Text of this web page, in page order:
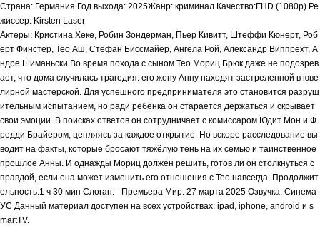
Страна: Германия Год выхода: 2025Жанр: криминал Качество:FHD (1080p) Ре
жиссер: Kirsten Laser
Актеры: Кристина Хеке, Робин Зондерман, Пьер Кивитт, Штеффи Кюнерт, Роб
ерт Финстер, Тео Аш, Стефан Биссмайер, Ангела Рой, Александр Виппрехт, А
ндре Шиманьски Во время похода с сыном Тео Мориц Брюк даже не подозрев
ает, что дома случилась трагедия: его жену Анну находят застреленной в юве
лирной мастерской. Для успешного предпринимателя это становится разруш
ительным испытанием, но ради ребёнка он старается держаться и скрывает
свои эмоции. В поисках ответов он сотрудничает с комиссаром Юдит Мон и Ф
редди Брайером, цепляясь за каждое открытие. Но вскоре расследование вы
водит на факты, которые бросают тяжёлую тень на их семью и таинственное
прошлое Анны. И однажды Мориц должен решить, готов ли он столкнуться с
правдой, если она может изменить его отношения с Тео навсегда. Продолжит
ельность:1 ч 30 мин Слоган: - Премьера Мир: 27 марта 2025 Озвучка: Синема
УС Данный материал доступен на всех устройствах: ipad, iphone, android и s
martTV.